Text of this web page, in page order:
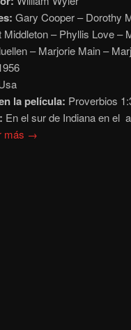
Gary Cooper – Dorothy
Middleton – Phyllis Love –
– Marjorie Main –
la película: Proverbios
En el sur de Indiana en el
más →